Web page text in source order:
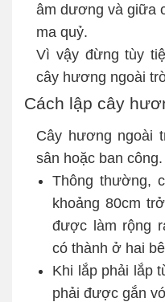
âm dương và giữa
ma quỷ.
Vì vậy đừng tùy
cây hương ngoài
Cách lập cây
Cây hương ngoài
sân hoặc ban
Thông thường,
khoảng 80cm
được làm rộng
có thành ở hai
Khi lắp phải lắp
phải được gắn